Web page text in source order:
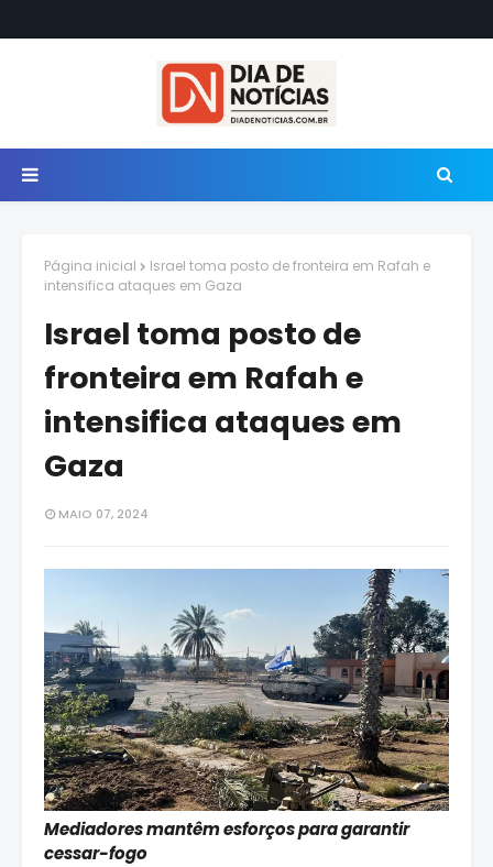
Página inicial
Israel toma posto de fronteira em Rafah e
intensifica ataques em Gaza
Israel toma posto de
fronteira em Rafah e
intensifica ataques em
Gaza
MAIO 07, 2024
Mediadores mantêm esforços para garantir
cessar-fogo